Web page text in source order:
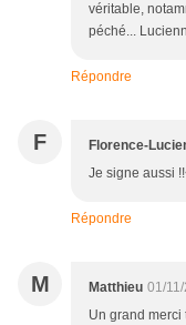
véritable,
péché...
Répondre
F Florence-
Je signe aussi
Répondre
M Matthieu 01/
Un grand merci